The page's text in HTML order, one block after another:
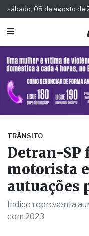
sábado, 08 de agosto de
TRÂNSITO
Detran-SP
motorista
autuações
Índice representa
com 2023